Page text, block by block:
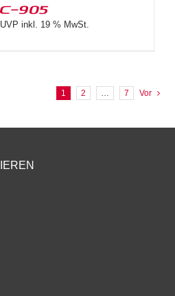
905
UVP inkl. 19 % MwSt.
1 2 … 7 Vor